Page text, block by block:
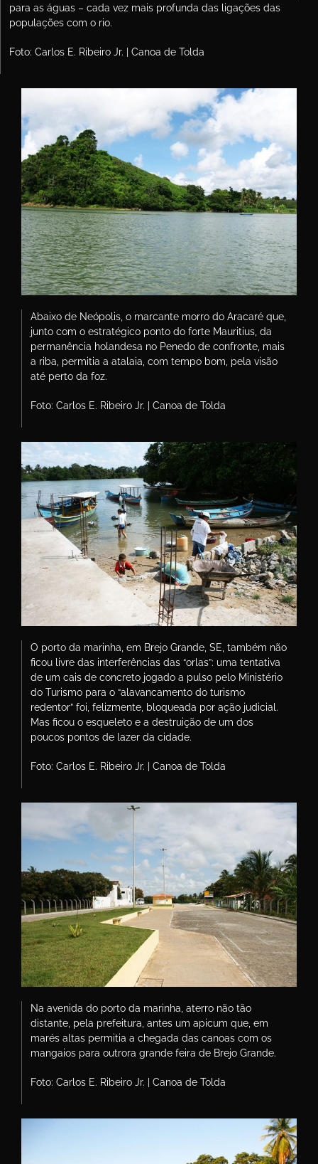
para as águas – cada vez mais profunda das ligações das
populações com o rio.
Foto: Carlos E. Ribeiro Jr. | Canoa de Tolda
Abaixo de Neópolis, o marcante morro do Aracaré que,
junto com o estratégico ponto do forte Mauritius, da
permanência holandesa no Penedo de confronte, mais
a riba, permitia a atalaia, com tempo bom, pela visão
até perto da foz.
Foto: Carlos E. Ribeiro Jr. | Canoa de Tolda
O porto da marinha, em Brejo Grande, SE, também não
ficou livre das interferências das “orlas”: uma tentativa
de um cais de concreto jogado a pulso pelo Ministério
do Turismo para o “alavancamento do turismo
redentor” foi, felizmente, bloqueada por ação judicial.
Mas ficou o esqueleto e a destruição de um dos
poucos pontos de lazer da cidade.
Foto: Carlos E. Ribeiro Jr. | Canoa de Tolda
Na avenida do porto da marinha, aterro não tão
distante, pela prefeitura, antes um apicum que, em
marés altas permitia a chegada das canoas com os
mangaios para outrora grande feira de Brejo Grande.
Foto: Carlos E. Ribeiro Jr. | Canoa de Tolda